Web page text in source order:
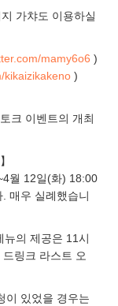
가챠도 이용하실
mamy6o6 )
kikaizikakeno )
크 이벤트의 개최
월 12일(화) 18:00
매우 실례했습니
뉴의 제공은 11시
링크 라스트 오
이 있었을 경우는